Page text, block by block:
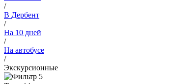
/
В Дербент
/
На 10 дней
/
На автобусе
/
Экскурсионные
5